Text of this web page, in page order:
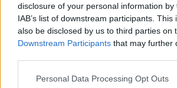
disclosure of your personal information
IAB’s list of downstream participants.
also be disclosed by us to third parties on
Downstream Participants that may further
Personal Data Processing Opt Outs
Riepilogo stagione
Titolare